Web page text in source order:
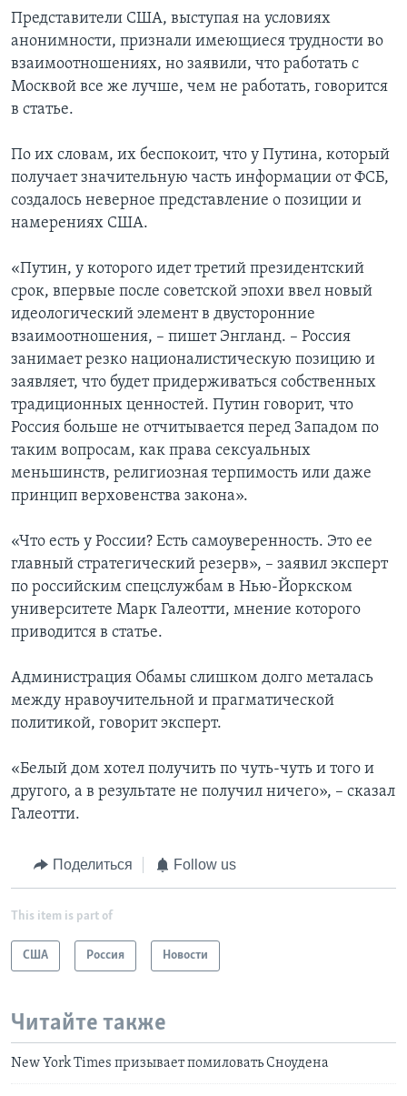
Представители США, выступая на условиях
анонимности, признали имеющиеся трудности во
взаимоотношениях, но заявили, что работать с
Москвой все же лучше, чем не работать, говорится
в статье.
По их словам, их беспокоит, что у Путина, который
получает значительную часть информации от ФСБ,
создалось неверное представление о позиции и
намерениях США.
«Путин, у которого идет третий президентский
срок, впервые после советской эпохи ввел новый
идеологический элемент в двусторонние
взаимоотношения, – пишет Энгланд. – Россия
занимает резко националистическую позицию и
заявляет, что будет придерживаться собственных
традиционных ценностей. Путин говорит, что
Россия больше не отчитывается перед Западом по
таким вопросам, как права сексуальных
меньшинств, религиозная терпимость или даже
принцип верховенства закона».
«Что есть у России? Есть самоуверенность. Это ее
главный стратегический резерв», – заявил эксперт
по российским спецслужбам в Нью-Йоркском
университете Марк Галеотти, мнение которого
приводится в статье.
Администрация Обамы слишком долго металась
между нравоучительной и прагматической
политикой, говорит эксперт.
«Белый дом хотел получить по чуть-чуть и того и
другого, а в результате не получил ничего», – сказал
Галеотти.
Поделиться Follow us
This item is part of
США Россия Новости
Читайте также
New York Times призывает помиловать Сноудена